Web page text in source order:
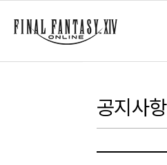
공지사항